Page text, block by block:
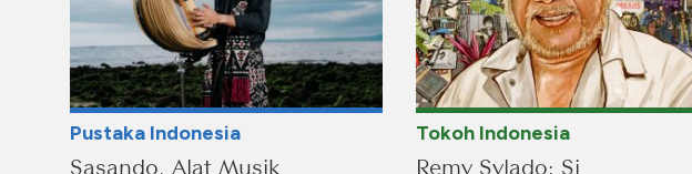
Pustaka Indonesia
Sasando, Alat Musik
Tokoh Indonesia
Remy Sylado: Si